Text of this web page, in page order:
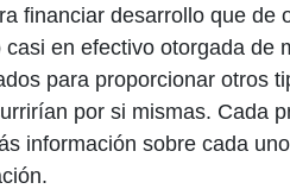
financiar desarrollo que de
en efectivo otorgada de
para proporcionar otros
por si mismas. Cada
información sobre cada